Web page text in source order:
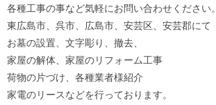
各種工事の事など気軽にお問い合わせください。
東広島市、呉市、広島市、安芸区、安芸郡にて
お墓の設置、文字彫り、撤去、
家屋の解体、家屋のリフォーム工事
荷物の片づけ、各種業者様紹介
家電のリースなどを行っております。